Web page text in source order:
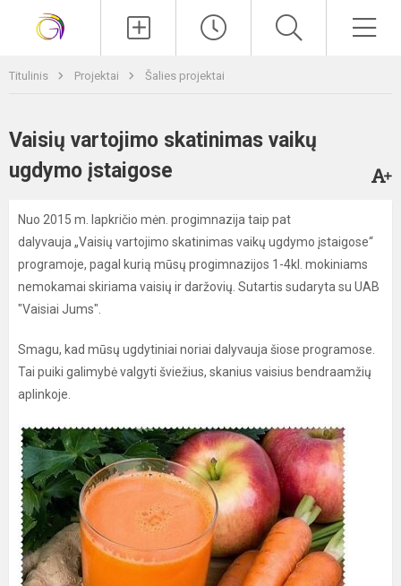
Titulinis Projektai Šalies projektai
Vaisių vartojimo skatinimas vaikų
ugdymo įstaigose
Nuo 2015 m. lapkričio mėn. progimnazija taip pat
dalyvauja „Vaisių vartojimo skatinimas vaikų ugdymo įstaigose“
programoje, pagal kurią mūsų progimnazijos 1-4kl. mokiniams
nemokamai skiriama vaisių ir daržovių. Sutartis sudaryta su UAB
"Vaisiai Jums".
Smagu, kad mūsų ugdytiniai noriai dalyvauja šiose programose.
Tai puiki galimybė valgyti šviežius, skanius vaisius bendraamžių
aplinkoje.